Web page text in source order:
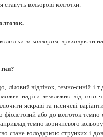
кольорові колготки.
за кольором, враховуючи
відтінок, темно-синій і
надіти незалежно від того
яскраві та насичені
фіолетовий або до колготок
темно-коричневого
стане володаркою струнких і